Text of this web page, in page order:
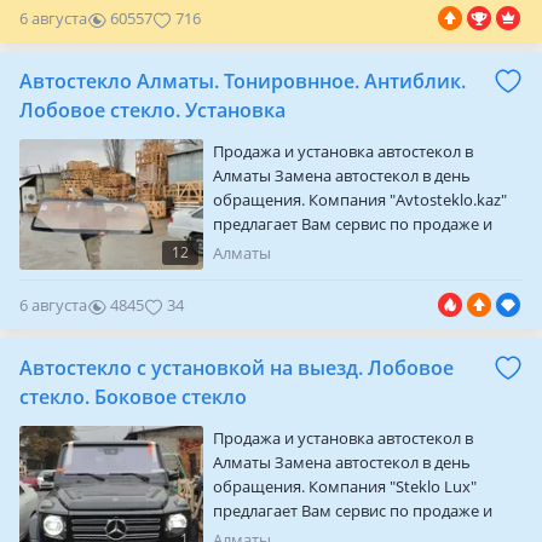
гарантией, а также под заказ изготовим
на Ваши авто стекла. • Антиблик,
50%, 70% на лобовое, боковые стекла от
80000 тг, срок изготовления от 3 часов
6 августа 60557 716
Автостекло Алматы. Тонировнное. Антиблик.
Лобовое стекло. Установка
12
Продажа и установка автостекол в
Алматы Замена автостекол в день
обращения. Компания "Avtosteklo.kaz"
предлагает Вам сервис по продаже и
установке автомобильных стекол в, а
000 наименований автостекол на любые
марки автомобилей; -При каждом
собственный склад, что позволяет
предоставлять услугу по замене
Алматы
6 августа 4845 34
Автостекло с установкой на выезд. Лобовое
стекло. Боковое стекло
Продажа и установка автостекол в
Алматы Замена автостекол в день
обращения. Компания "Steklo Lux"
предлагает Вам сервис по продаже и
установке автомобильных стекол в